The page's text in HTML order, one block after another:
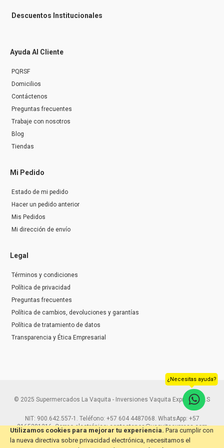
Utilizamos cookies para mejorar tu experiencia. Para cumplir con
la nueva directiva sobre privacidad electrónica, necesitamos el
Descuentos Institucionales
Ayuda Al Cliente
PQRSF
Domicilios
Contáctenos
Preguntas frecuentes
Trabaje con nosotros
Blog
Tiendas
Mi Pedido
Estado de mi pedido
Hacer un pedido anterior
Mis Pedidos
Mi dirección de envío
Legal
Términos y condiciones
Política de privacidad
Preguntas frecuentes
Política de cambios, devoluciones y garantías
Política de tratamiento de datos
Transparencia y Ética Empresarial
© 2025 Supermercados La Vaquita - Inversiones Vaquita Express S.A.S
NIT: 900.642.557-1. Teléfono: +57 604 4487068. WhatsApp: +57
3165291216. Correo electrónico: contactenos@vaquitaexpress.com
¿Necesitas ayuda?